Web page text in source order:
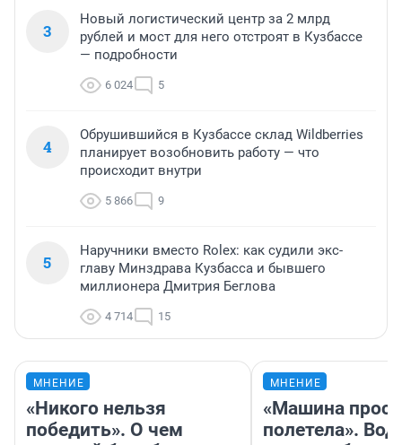
3
Новый логистический центр за 2 млрд
рублей и мост для него отстроят в Кузбассе
— подробности
6 024 5
4
Обрушившийся в Кузбассе склад Wildberries
планирует возобновить работу — что
происходит внутри
5 866 9
5
Наручники вместо Rolex: как судили экс-
главу Минздрава Кузбасса и бывшего
миллионера Дмитрия Беглова
4 714 15
МНЕНИЕ
«Никого нельзя
победить». О чем
МНЕНИЕ
«Машина
полетела».